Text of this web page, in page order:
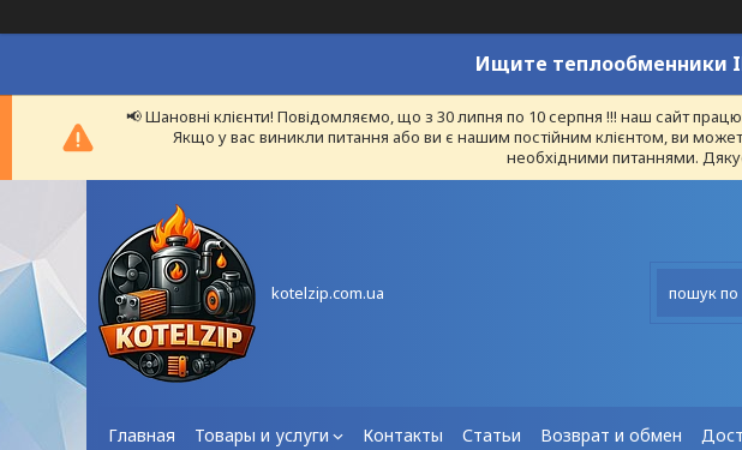
Ищите теплообменники
📢 Шановні клієнти! Повідомляємо, що з 30 липня по 10 серпня !!! наш сайт
Якщо у вас виникли питання або ви є нашим постійним клієнтом, ви
необхідними питаннями.
kotelzip.com.ua
Главная Товары и услуги Контакты Статьи Возврат и обмен